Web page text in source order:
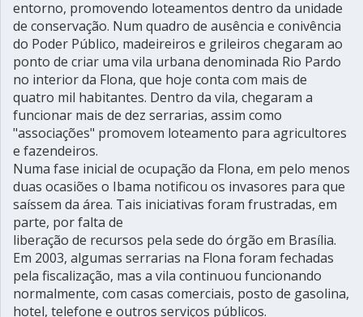
entorno, promovendo loteamentos dentro da unidade
de conservação. Num quadro de ausência e conivência
do Poder Público, madeireiros e grileiros chegaram ao
ponto de criar uma vila urbana denominada Rio Pardo
no interior da Flona, que hoje conta com mais de
quatro mil habitantes. Dentro da vila, chegaram a
funcionar mais de dez serrarias, assim como
"associações" promovem loteamento para agricultores
e fazendeiros.
Numa fase inicial de ocupação da Flona, em pelo menos
duas ocasiões o Ibama notificou os invasores para que
saíssem da área. Tais iniciativas foram frustradas, em
parte, por falta de
liberação de recursos pela sede do órgão em Brasília.
Em 2003, algumas serrarias na Flona foram fechadas
pela fiscalização, mas a vila continuou funcionando
normalmente, com casas comerciais, posto de gasolina,
hotel, telefone e outros serviços públicos.